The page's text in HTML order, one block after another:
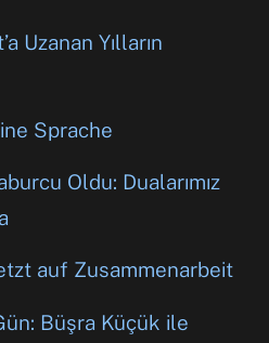
Uzanan Yılların
Sprache
Oldu: Dualarımız
auf Zusammenarbeit
Büşra Küçük ile